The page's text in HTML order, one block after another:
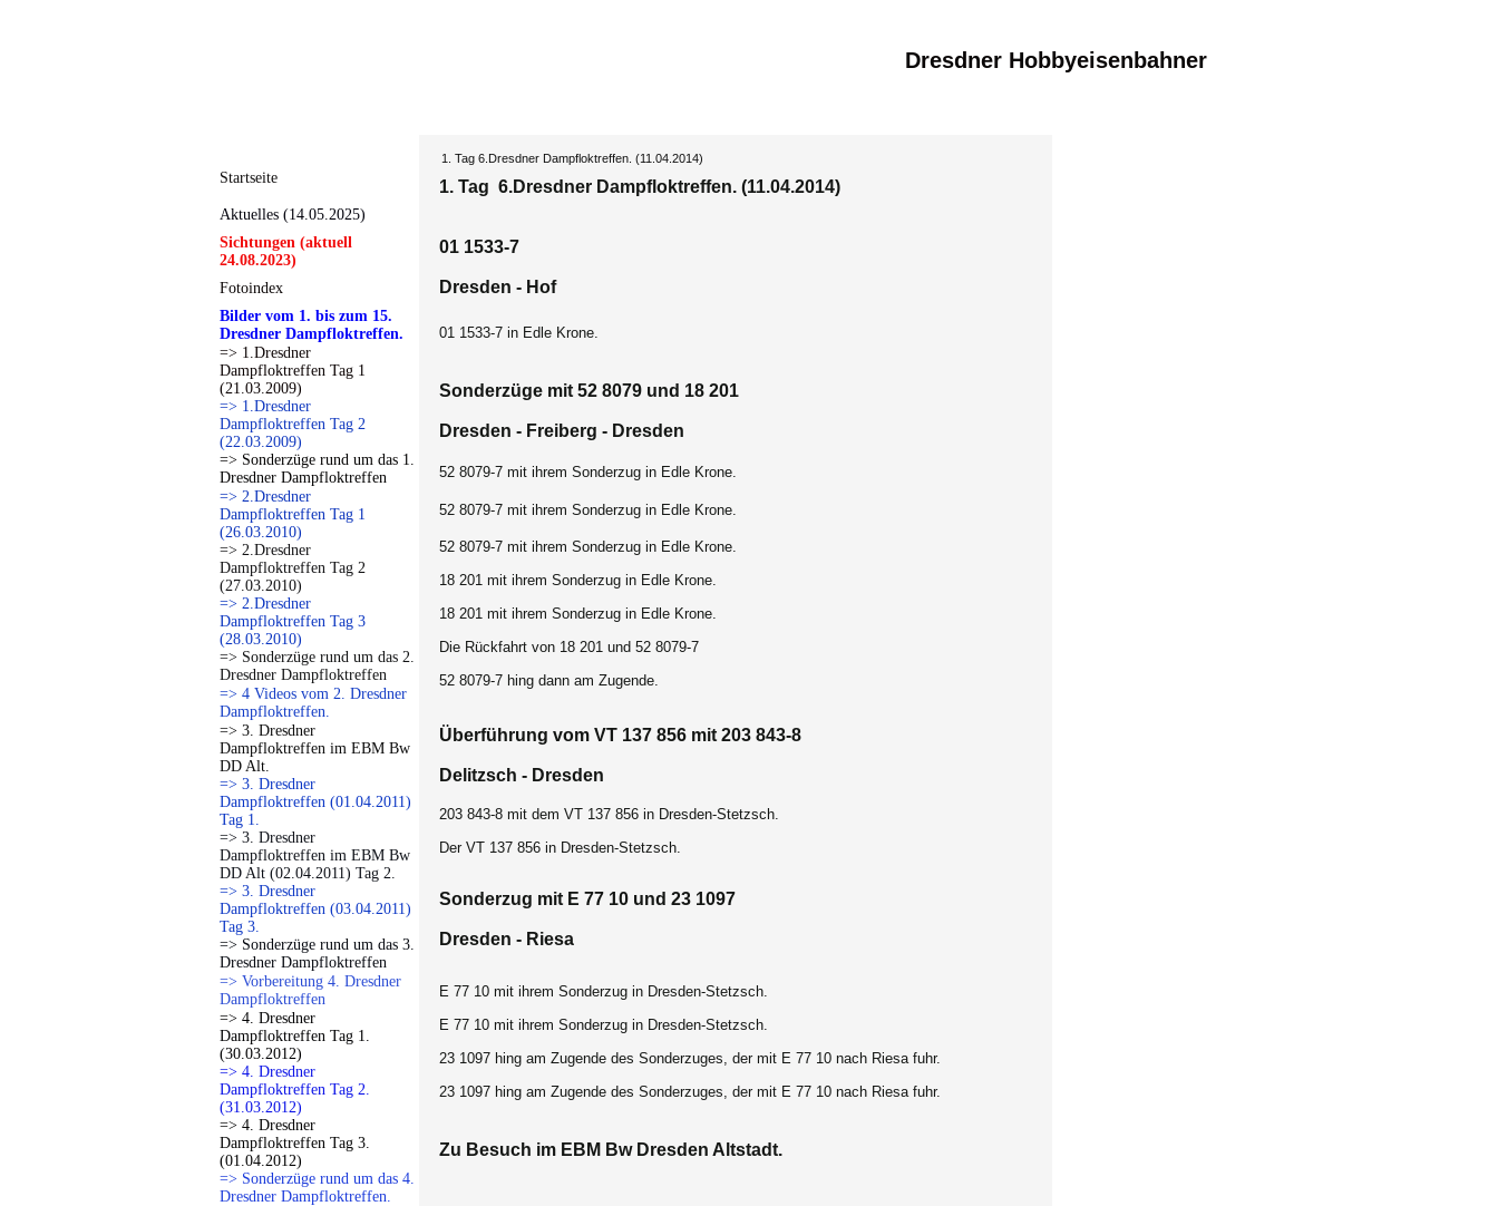
Dresdner Hobbyeisenbahner
Startseite
Aktuelles (14.05.2025)
Sichtungen (aktuell
24.08.2023)
Fotoindex
Bilder vom 1. bis zum 15.
Dresdner Dampfloktreffen.
=> 1.Dresdner
Dampfloktreffen Tag 1
(21.03.2009)
=> 1.Dresdner
Dampfloktreffen Tag 2
(22.03.2009)
=> Sonderzüge rund um das 1.
Dresdner Dampfloktreffen
=> 2.Dresdner
Dampfloktreffen Tag 1
(26.03.2010)
=> 2.Dresdner
Dampfloktreffen Tag 2
(27.03.2010)
=> 2.Dresdner
Dampfloktreffen Tag 3
(28.03.2010)
=> Sonderzüge rund um das 2.
Dresdner Dampfloktreffen
=> 4 Videos vom 2. Dresdner
Dampfloktreffen.
=> 3. Dresdner
Dampfloktreffen im EBM Bw
DD Alt.
=> 3. Dresdner
Dampfloktreffen (01.04.2011)
Tag 1.
=> 3. Dresdner
Dampfloktreffen im EBM Bw
DD Alt (02.04.2011) Tag 2.
=> 3. Dresdner
Dampfloktreffen (03.04.2011)
Tag 3.
=> Sonderzüge rund um das 3.
Dresdner Dampfloktreffen
=> Vorbereitung 4. Dresdner
Dampfloktreffen
=> 4. Dresdner
Dampfloktreffen Tag 1.
(30.03.2012)
=> 4. Dresdner
Dampfloktreffen Tag 2.
(31.03.2012)
=> 4. Dresdner
Dampfloktreffen Tag 3.
(01.04.2012)
=> Sonderzüge rund um das 4.
Dresdner Dampfloktreffen.
1. Tag 6.Dresdner Dampfloktreffen. (11.04.2014)
1. Tag 6.Dresdner Dampfloktreffen. (11.04.2014)
01 1533-7
Dresden - Hof
01 1533-7 in Edle Krone.
Sonderzüge mit 52 8079 und 18 201
Dresden - Freiberg - Dresden
52 8079-7 mit ihrem Sonderzug in Edle Krone.
52 8079-7 mit ihrem Sonderzug in Edle Krone.
52 8079-7 mit ihrem Sonderzug in Edle Krone.
18 201 mit ihrem Sonderzug in Edle Krone.
18 201 mit ihrem Sonderzug in Edle Krone.
Die Rückfahrt von 18 201 und 52 8079-7
52 8079-7 hing dann am Zugende.
Überführung vom VT 137 856 mit 203 843-8
Delitzsch - Dresden
203 843-8 mit dem VT 137 856 in Dresden-Stetzsch.
Der VT 137 856 in Dresden-Stetzsch.
Sonderzug mit E 77 10 und 23 1097
Dresden - Riesa
E 77 10 mit ihrem Sonderzug in Dresden-Stetzsch.
E 77 10 mit ihrem Sonderzug in Dresden-Stetzsch.
23 1097 hing am Zugende des Sonderzuges, der mit E 77 10 nach Riesa fuhr.
23 1097 hing am Zugende des Sonderzuges, der mit E 77 10 nach Riesa fuhr.
Zu Besuch im EBM Bw Dresden Altstadt.